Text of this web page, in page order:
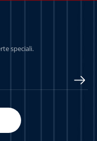
speciali.